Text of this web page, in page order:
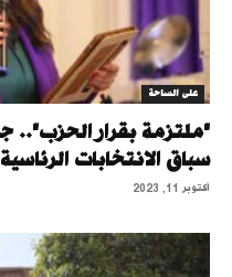
على الساحة
"ملتزمة بقرار
سباق الانتخابات الرئاسية
أكتوبر 11, 2023